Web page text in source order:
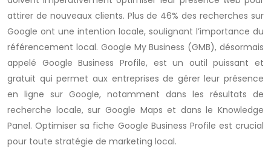
attirer de nouveaux clients. Plus de 46% des recherches sur
Google ont une intention locale, soulignant l’importance du
référencement local. Google My Business (GMB), désormais
appelé Google Business Profile, est un outil puissant et
gratuit qui permet aux entreprises de gérer leur présence
en ligne sur Google, notamment dans les résultats de
recherche locale, sur Google Maps et dans le Knowledge
Panel. Optimiser sa fiche Google Business Profile est crucial
pour toute stratégie de marketing local.